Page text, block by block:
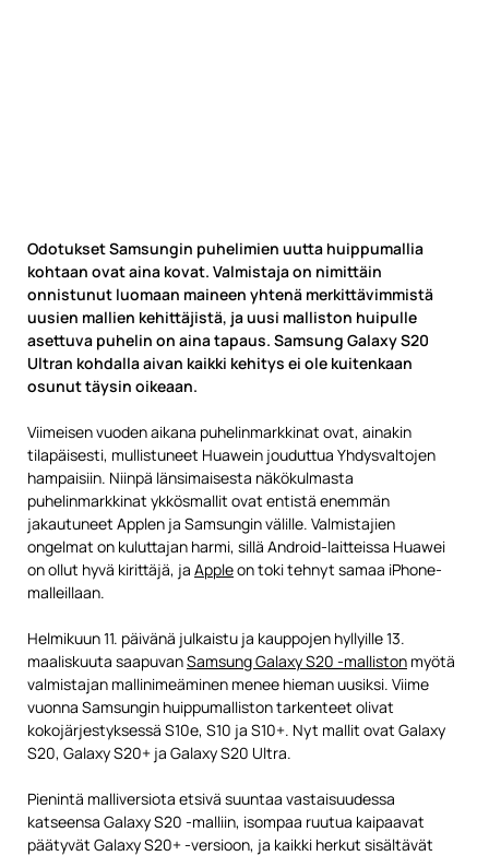
Odotukset Samsungin puhelimien uutta huippumallia
kohtaan ovat aina kovat. Valmistaja on nimittäin
onnistunut luomaan maineen yhtenä merkittävimmistä
uusien mallien kehittäjistä, ja uusi malliston huipulle
asettuva puhelin on aina tapaus. Samsung Galaxy S20
Ultran kohdalla aivan kaikki kehitys ei ole kuitenkaan
osunut täysin oikeaan.
Viimeisen vuoden aikana puhelinmarkkinat ovat, ainakin
tilapäisesti, mullistuneet Huawein jouduttua Yhdysvaltojen
hampaisiin. Niinpä länsimaisesta näkökulmasta
puhelinmarkkinat ykkösmallit ovat entistä enemmän
jakautuneet Applen ja Samsungin välille. Valmistajien
ongelmat on kuluttajan harmi, sillä Android-laitteissa Huawei
on ollut hyvä kirittäjä, ja Appleon toki tehnyt samaa iPhone-
malleillaan.
Helmikuun 11. päivänä julkaistu ja kauppojen hyllyille 13.
maaliskuuta saapuvanSamsung Galaxy S20 -malliston myötä
valmistajan mallinimeäminen menee hieman uusiksi. Viime
vuonna Samsungin huippumalliston tarkenteet olivat
kokojärjestyksessä S10e, S10 ja S10+. Nyt mallit ovat Galaxy
S20, Galaxy S20+ ja Galaxy S20 Ultra.
Pienintä malliversiota etsivä suuntaa vastaisuudessa
katseensa Galaxy S20 -malliin, isompaa ruutua kaipaavat
päätyvät Galaxy S20+ -versioon, ja kaikki herkut sisältävät